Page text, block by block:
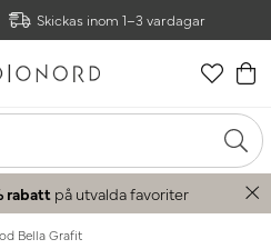
Skickas inom 1–3 vardagar
rabatt på utvalda favoriter
Bella Grafit